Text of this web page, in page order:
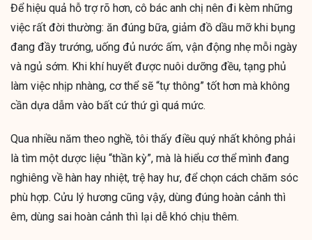
Để hiệu quả hỗ trợ rõ hơn, cô bác anh chị nên đi kèm những
việc rất đời thường: ăn đúng bữa, giảm đồ dầu mỡ khi bụng
đang đầy trướng, uống đủ nước ấm, vận động nhẹ mỗi ngày
và ngủ sớm. Khi khí huyết được nuôi dưỡng đều, tạng phủ
làm việc nhịp nhàng, cơ thể sẽ “tự thông” tốt hơn mà không
cần dựa dẫm vào bất cứ thứ gì quá mức.
Qua nhiều năm theo nghề, tôi thấy điều quý nhất không phải
là tìm một dược liệu “thần kỳ”, mà là hiểu cơ thể mình đang
nghiêng về hàn hay nhiệt, trệ hay hư, để chọn cách chăm sóc
phù hợp. Cửu lý hương cũng vậy, dùng đúng hoàn cảnh thì
êm, dùng sai hoàn cảnh thì lại dễ khó chịu thêm.